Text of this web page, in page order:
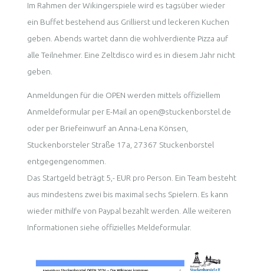
Im Rahmen der Wikingerspiele wird es tagsüber wieder
ein Buffet bestehend aus Grillierst und leckeren Kuchen
geben. Abends wartet dann die wohlverdiente Pizza auf
alle Teilnehmer. Eine Zeltdisco wird es in diesem Jahr nicht
geben.
Anmeldungen für die OPEN werden mittels offiziellem
Anmeldeformular per E-Mail an open@stuckenborstel.de
oder per Briefeinwurf an Anna-Lena Könsen,
Stuckenborsteler Straße 17a, 27367 Stuckenborstel
entgegengenommen.
Das Startgeld beträgt 5,- EUR pro Person. Ein Team besteht
aus mindestens zwei bis maximal sechs Spielern. Es kann
wieder mithilfe von Paypal bezahlt werden. Alle weiteren
Informationen siehe offizielles Meldeformular.